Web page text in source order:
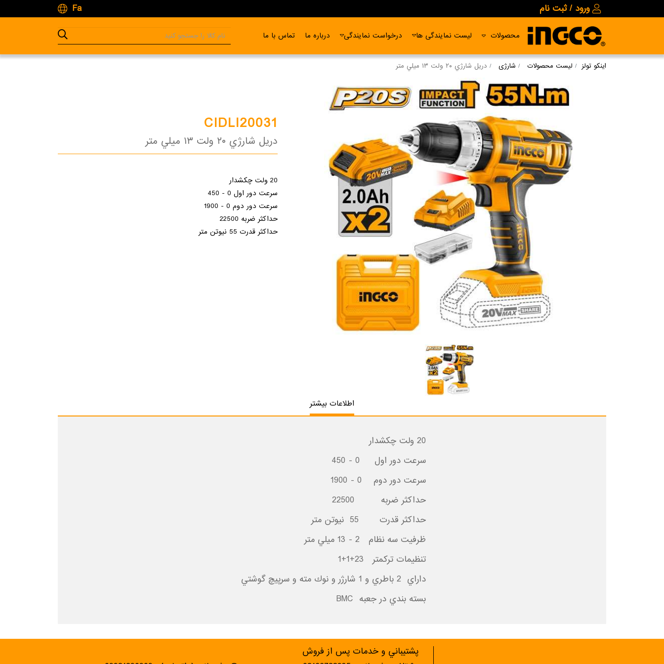
ورود / ثبت نام Fa
محصولات لیست نمایندگی ها درخواست نمایندگی درباره ما تماس با ما
اینکو تولز لیست محصولات شارژی دريل شارژي ٢٠ ولت ١٣ ميلي متر
CIDLI20031
دريل شارژي ٢٠ ولت ١٣ ميلي متر
20 ولت چكشدار
سرعت دور اول 0 - 450
سرعت دور دوم 0 - 1900
حداكثر ضربه 22500
حداكثر قدرت 55 نيوتن متر
اطلاعات بیشتر
20 ولت چكشدار
سرعت دور اول 0 - 450
سرعت دور دوم 0 - 1900
حداكثر ضربه 22500
حداكثر قدرت 55 نيوتن متر
ظرفيت سه نظام 2 - 13 ميلي متر
تنظيمات تركمتر 23+1+1
داراي 2 باطري و 1 شارژر و نوك مته و سرپيچ گوشتي
بسته بندي در جعبه BMC
پشتيباني و خدمات پس از فروش